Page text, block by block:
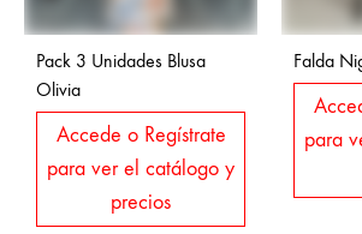
Pack 3 Unidades Blusa
Olivia
Accede o Regístrate
para ver el catálogo y
precios
Falda
para